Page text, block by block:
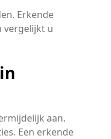
Erkende
vergelijkt u
aan.
Een erkende